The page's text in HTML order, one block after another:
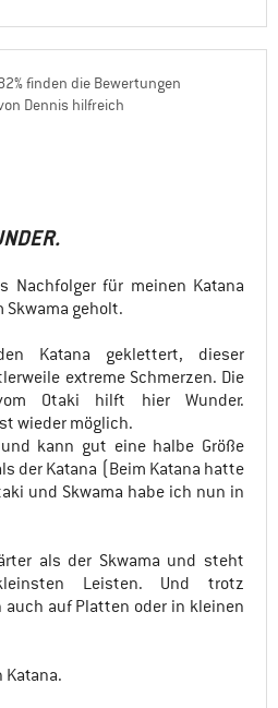
finden die Bewertungen
Dennis hilfreich
Nachfolger für meinen Katana
geholt.
Katana geklettert, dieser
extreme Schmerzen. Die
Otaki hilft hier Wunder.
wieder möglich.
kann gut eine halbe Größe
der Katana (Beim Katana hatte
und Skwama habe ich nun in
als der Skwama und steht
Leisten. Und trotz
auf Platten oder in kleinen
Katana.